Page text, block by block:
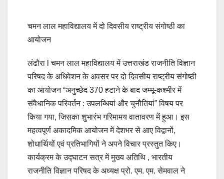
चमन लाल महाविद्यालय में दो दिवसीय राष्ट्रीय संगोष्ठी का
आयोजन
लंढौरा l चमन लाल महाविद्यालय में उत्तराखंड राजनीति विज्ञान
परिषद के अधिवेशन के अवसर पर दो दिवसीय राष्ट्रीय संगोष्ठी
का आयोजन “अनुच्छेद 370 हटाने के बाद जम्मू-कश्मीर में
संवैधानिक परिवर्तन : उपलब्धियां और चुनौतियां” विषय पर
किया गया, जिसका शुभारंभ गरिमामय वातावरण में हुआ। इस
महत्वपूर्ण अकादमिक आयोजन में देशभर से आए विद्वानों,
शोधार्थियों एवं प्रतिभागियों ने अपने विचार प्रस्तुत किए।
कार्यक्रम के उद्घाटन सत्र में मुख्य अतिथि , भारतीय
राजनीति विज्ञान परिषद के अध्यक्ष प्रो. एम. एम. सेमवाल ने